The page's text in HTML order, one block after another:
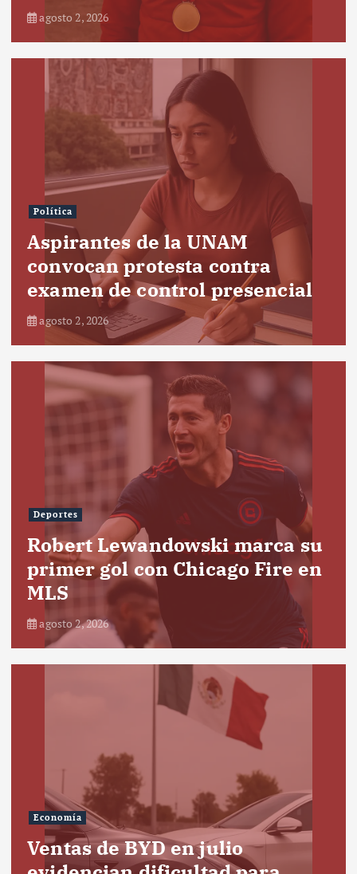
agosto 2, 2026
Política
Aspirantes de la UNAM
convocan protesta contra
examen de control presencial
agosto 2, 2026
Deportes
Robert Lewandowski marca su
primer gol con Chicago Fire en
MLS
agosto 2, 2026
Economía
Ventas de BYD en julio